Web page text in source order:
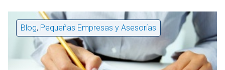
Blog, Pequeñas Empresas y Asesorías